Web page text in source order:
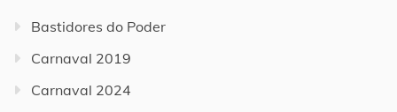
Bastidores do Poder
Carnaval 2019
Carnaval 2024